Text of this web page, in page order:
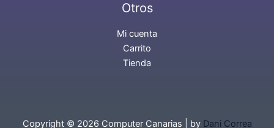
Otros
Mi cuenta
Carrito
Tienda
Copyright © 2026 Computer Canarias | by Dani Correa